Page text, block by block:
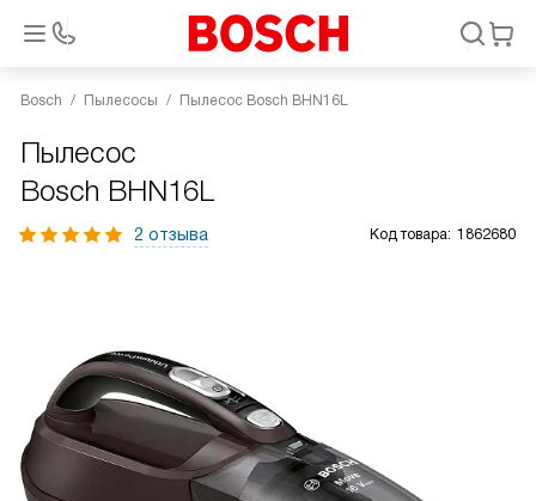
Bosch Пылесосы Пылесос Bosch BHN16L
Пылесос
Bosch BHN16L
2 отзыва Код товара: 1862680